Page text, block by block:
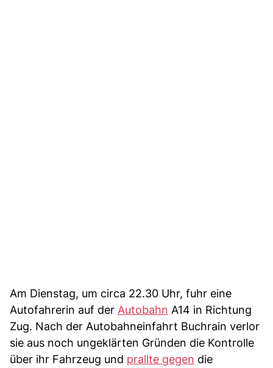
Am Dienstag, um circa 22.30 Uhr, fuhr eine
Autofahrerin auf der Autobahn A14 in Richtung
Zug. Nach der Autobahneinfahrt Buchrain verlor
sie aus noch ungeklärten Gründen die Kontrolle
über ihr Fahrzeug und prallte gegen die